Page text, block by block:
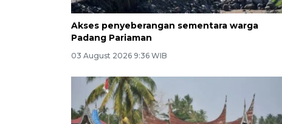
Akses penyeberangan sementara warga
Padang Pariaman
03 August 2026 9:36 WIB